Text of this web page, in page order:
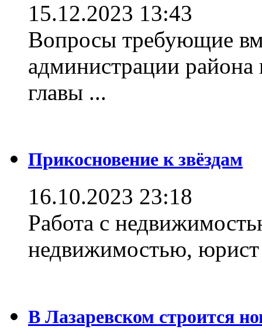
15.12.2023 13:43
Вопросы требующие
администрации
главы ...
Прикосновение к звёздам
16.10.2023 23:18
Работа с
недвижимостью,
В Лазаревском строится